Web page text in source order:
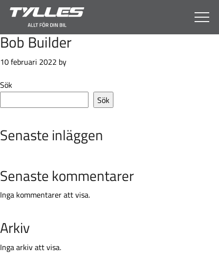
Skip
primary
navigation
Skip
main
content
Skip
primary
sidebar
Skip
footer
Bob Builder
10 februari 2022 by
Primary
Sök
Sök
Senaste inläggen
Senaste kommentarer
Inga kommentarer att visa.
Arkiv
Inga arkiv att visa.